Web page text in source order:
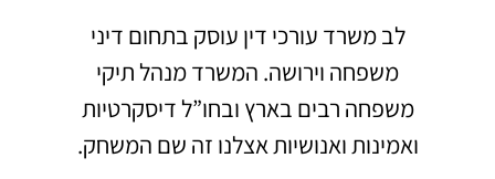
לב משרד עורכי דין עוסק בתחום דיני
משפחה וירושה. המשרד מנהל תיקי
משפחה רבים בארץ ובחו”ל דיסקרטיות
ואמינות ואנושיות אצלנו זה שם המשחק.